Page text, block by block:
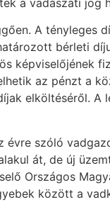
A tényleges
bérleti
képviselőjének
az pénzt a
elköltéséről. A
szóló
át, de új
Országos
között a